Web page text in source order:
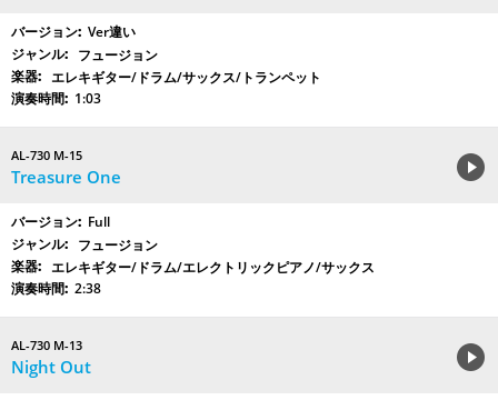
Ver違い
フュージョン
エレキギター/ドラム/サックス/トランペット
1:03
AL-730 M-15
Treasure One
Full
フュージョン
エレキギター/ドラム/エレクトリックピアノ/サックス
2:38
AL-730 M-13
Night Out